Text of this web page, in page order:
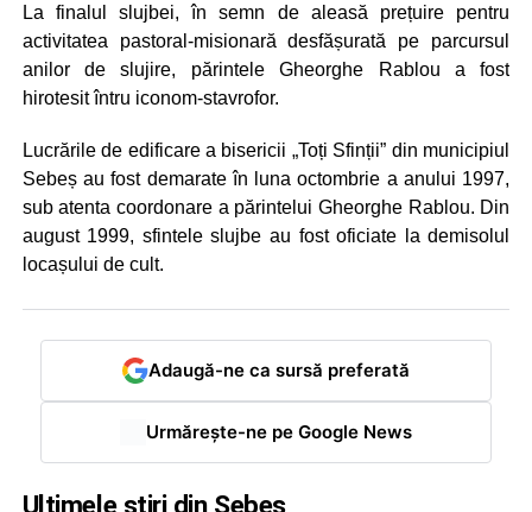
La finalul slujbei, în semn de aleasă prețuire pentru
activitatea pastoral-misionară desfășurată pe parcursul
anilor de slujire, părintele Gheorghe Rablou a fost
hirotesit întru iconom-stavrofor.
Lucrările de edificare a bisericii „Toți Sfinții” din municipiul
Sebeș au fost demarate în luna octombrie a anului 1997,
sub atenta coordonare a părintelui Gheorghe Rablou. Din
august 1999, sfintele slujbe au fost oficiate la demisolul
locașului de cult.
Adaugă-ne ca sursă preferată
Urmărește-ne pe Google News
Ultimele știri din Sebeș